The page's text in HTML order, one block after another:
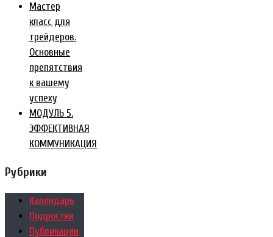
Мастер
класс для
трейдеров.
Основные
препятствия
к вашему
успеху
МОДУЛЬ 5.
ЭФФЕКТИВНАЯ
КОММУНИКАЦИЯ
Рубрики
Календарь
Подростки
Публикации